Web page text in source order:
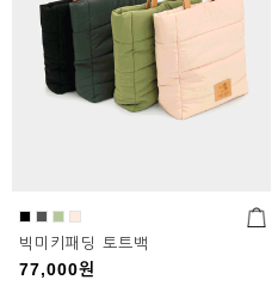
빅미키패딩 토트백
77,000원